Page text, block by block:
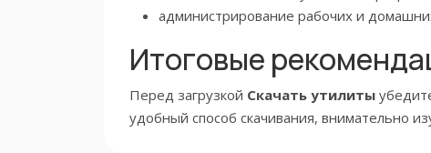
администрирование рабочих и
Итоговые
Перед загрузкой Скачать утилиты
удобный способ скачивания, внимательно